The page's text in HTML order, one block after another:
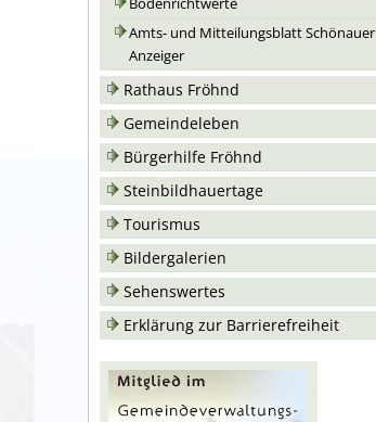
Bodenrichtwerte
Amts- und Mitteilungsblatt Schönauer
Anzeiger
Rathaus Fröhnd
Gemeindeleben
Bürgerhilfe Fröhnd
Steinbildhauertage
Tourismus
Bildergalerien
Sehenswertes
Erklärung zur Barrierefreiheit